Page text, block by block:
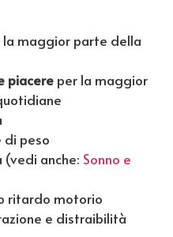
la maggior parte della
piacere per la maggior
peso
(vedi anche: Sonno e
ritardo motorio
e distraibilità